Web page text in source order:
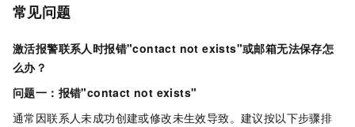
常见问题
激活报警联系人时报错"contact not exists"或邮箱无法保存怎
么办？
问题一：报错"contact not exists"
通常因联系人未成功创建或修改未生效导致。建议按以下步骤排